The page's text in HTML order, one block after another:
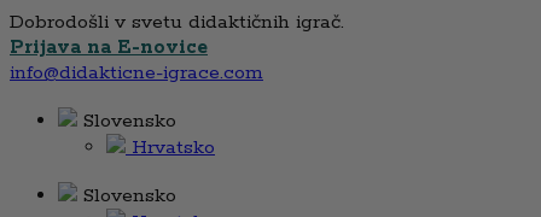
Dobrodošli v svetu didaktičnih igrač.
Prijava na E-novice
info@didakticne-igrace.com
Slovensko
Hrvatsko
Slovensko